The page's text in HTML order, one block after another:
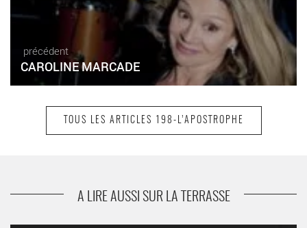
précédent
CAROLINE MARCADE
PARKING
TOUS LES ARTICLES 198-L’APOSTROPHE
A LIRE AUSSI SUR LA TERRASSE